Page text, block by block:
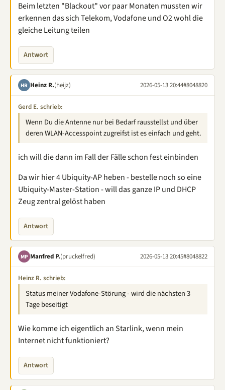
Beim letzten "Blackout" vor paar Monaten mussten wir
erkennen das sich Telekom, Vodafone und O2 wohl die
gleiche Leitung teilen
Antwort
HR Heinz R.(heijz) 2026-05-13 20:44#8048820
Gerd E. schrieb:
Wenn Du die Antenne nur bei Bedarf rausstellst und über
deren WLAN-Accesspoint zugreifst ist es einfach und geht.
ich will die dann im Fall der Fälle schon fest einbinden
Da wir hier 4 Ubiquity-AP heben - bestelle noch so eine
Ubiquity-Master-Station - will das ganze IP und DHCP
Zeug zentral gelöst haben
Antwort
MP Manfred P.(pruckelfred) 2026-05-13 20:45#8048822
Heinz R. schrieb:
Status meiner Vodafone-Störung - wird die nächsten 3
Tage beseitigt
Wie komme ich eigentlich an Starlink, wenn mein
Internet nicht funktioniert?
Antwort